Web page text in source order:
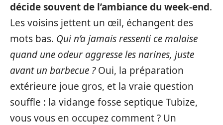
décide souvent de l’ambiance du week-end.
Les voisins jettent un œil, échangent des
mots bas. Qui n’a jamais ressenti ce malaise
quand une odeur aggresse les narines, juste
avant un barbecue ?Oui, la préparation
extérieure joue gros, et la vraie question
souffle : la vidange fosse septique Tubize,
vous vous en occupez comment ? Un